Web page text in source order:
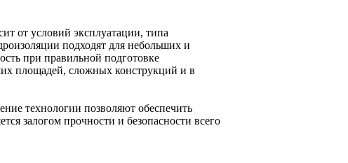
от условий эксплуатации, типа
подходят для небольших и
при правильной подготовке
площадей, сложных конструкций и в
технологии позволяют обеспечить
залогом прочности и безопасности всего